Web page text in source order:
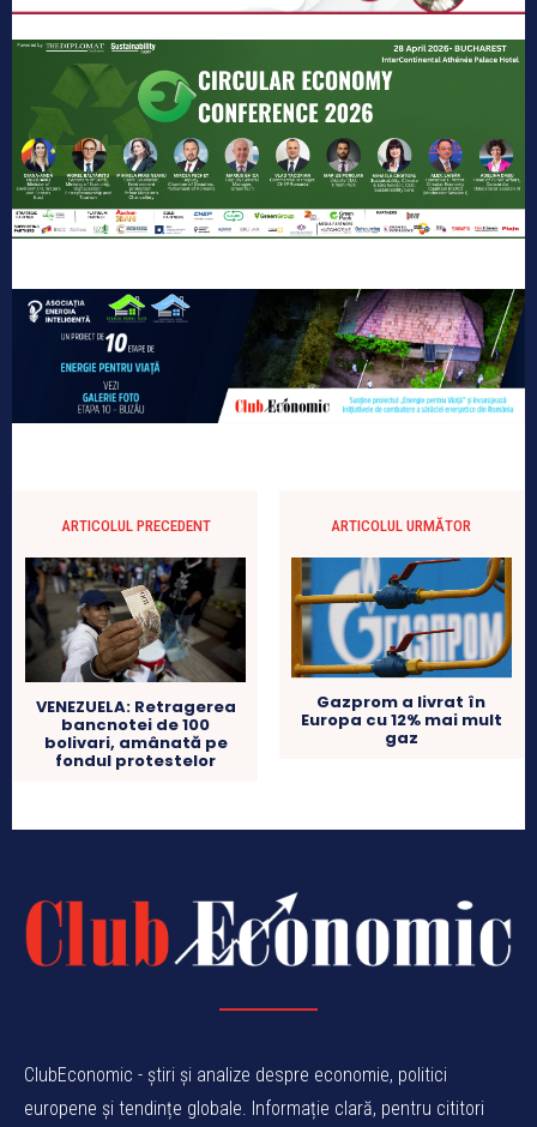
ARTICOLUL PRECEDENT
VENEZUELA: Retragerea
bancnotei de 100
bolivari, amânată pe
fondul protestelor
ARTICOLUL URMĂTOR
Gazprom a livrat în
Europa cu 12% mai mult
gaz
ClubEconomic - știri și analize despre economie, politici
europene și tendințe globale. Informație clară, pentru cititori